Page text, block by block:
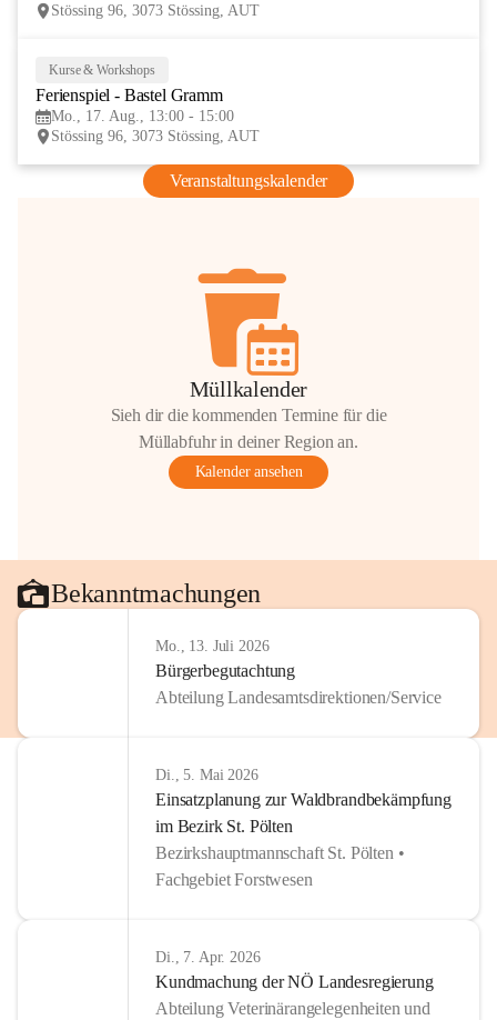
Stössing 96, 3073 Stössing, AUT
Kurse & Workshops
Ferienspiel - Bastel Gramm
Mo., 17. Aug., 13:00 - 15:00
Stössing 96, 3073 Stössing, AUT
Veranstaltungskalender
Müllkalender
Sieh dir die kommenden Termine für die
Müllabfuhr in deiner Region an.
Kalender ansehen
Bekanntmachungen
Mo., 13. Juli 2026
Bürgerbegutachtung
Abteilung Landesamtsdirektionen/Service
Di., 5. Mai 2026
Einsatzplanung zur Waldbrandbekämpfung
im Bezirk St. Pölten
Bezirkshauptmannschaft St. Pölten •
Fachgebiet Forstwesen
Di., 7. Apr. 2026
Kundmachung der NÖ Landesregierung
Abteilung Veterinärangelegenheiten und